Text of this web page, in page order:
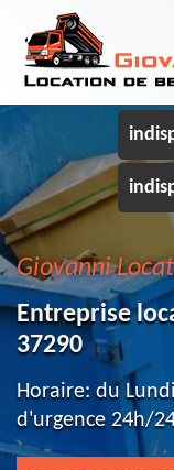
Giovanni
Entreprise
37290
Horaire: du
d'urgence 24h/